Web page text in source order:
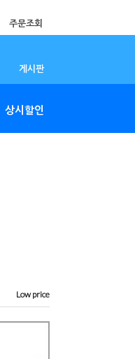
주문조회
게시판
상시할인
Low price